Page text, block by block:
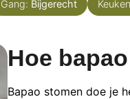
Gang: Bijgerecht
Hoe
Bapao stomen doe je